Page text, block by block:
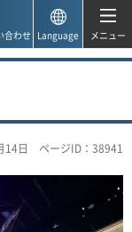
合わせ Language メニュー
14日 ページID：38941